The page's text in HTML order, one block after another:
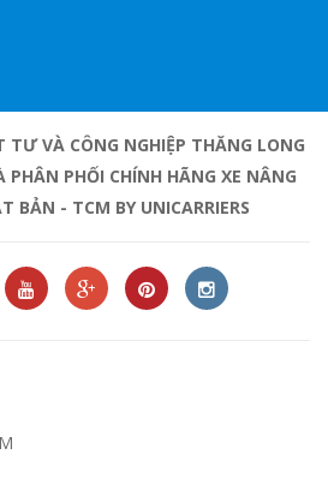
TƯ VÀ CÔNG NGHIỆP THĂNG LONG
PHÂN PHỐI CHÍNH HÃNG XE NÂNG
BẢN - TCM BY UNICARRIERS